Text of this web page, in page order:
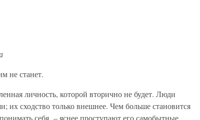
не станет.
личность, которой вторично не будет. Люди
их сходство только внешнее. Чем больше становится
себя, – яснее проступают его самобытные